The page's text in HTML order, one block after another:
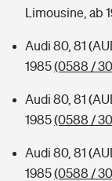
Sie haben Fragen?
Limousine, ab
Audi 80, 81
1985(0588 /
Audi 80, 81
1985(0588 /
Audi 80, 81
1985(0588 /